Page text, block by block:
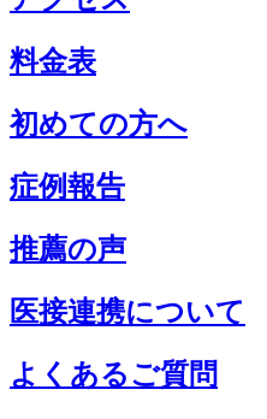
料金表
初めての方へ
症例報告
推薦の声
医接連携について
よくあるご質問